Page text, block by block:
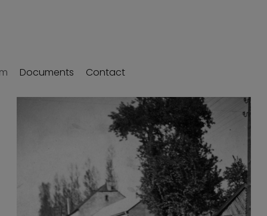
Documents Contact